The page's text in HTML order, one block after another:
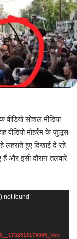
सोशल मीडिया
वीडियो मोहर्रम के जुलूस
हुए दिखाई दे रहे
और इसी दौरान तलवारें
not found